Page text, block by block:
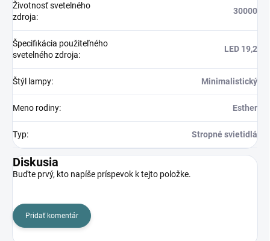
Životnosť svetelného
zdroja:
30000
Špecifikácia použiteľného
svetelného zdroja:
LED 19,2
Štýl lampy: Minimalistický
Meno rodiny: Esther
Typ: Stropné svietidlá
Diskusia
Buďte prvý, kto napíše príspevok k tejto položke.
Pridať komentár